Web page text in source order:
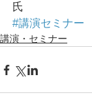
氏
#講演セミナー
講演・セミナー